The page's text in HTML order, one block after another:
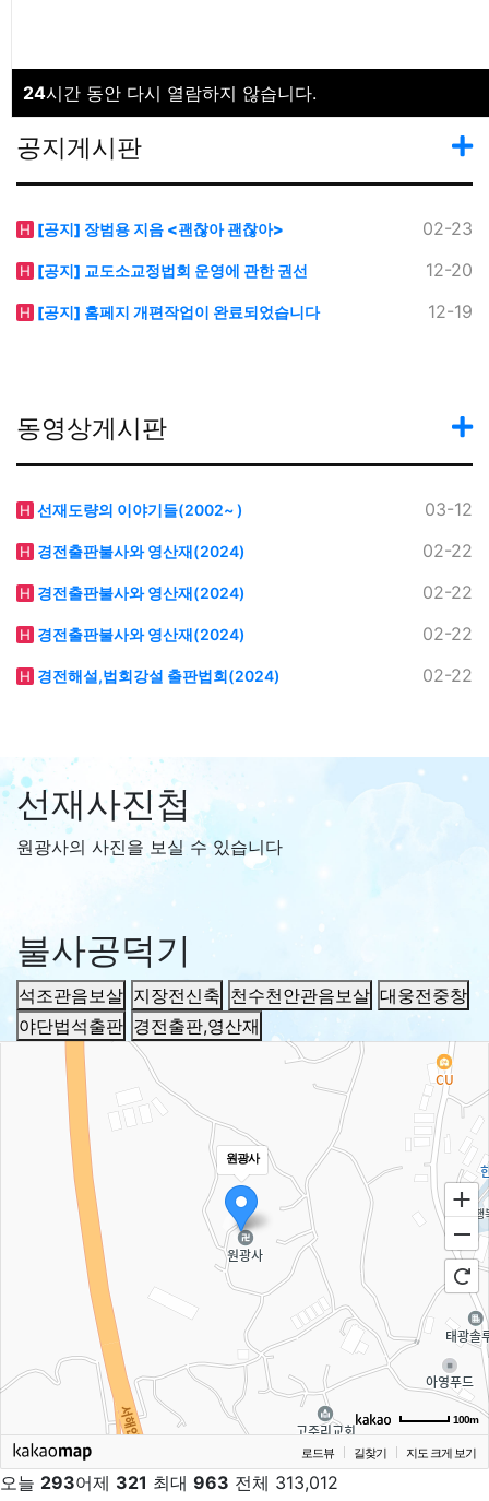
24시간 동안 다시 열람하지 않습니다.
바로가기
공지게시판
H [공지] 장범용 지음 <괜찮아 괜찮아> 02-23
H [공지] 교도소교정법회 운영에 관한 권선 12-20
H [공지] 홈페지 개편작업이 완료되었습니다 12-19
동영상게시판
H 선재도량의 이야기들(2002~ ) 03-12
H 경전출판불사와 영산재(2024) 02-22
H 경전출판불사와 영산재(2024) 02-22
H 경전출판불사와 영산재(2024) 02-22
H 경전해설,법회강설 출판법회(2024) 02-22
선재사진첩
원광사의 사진을 보실 수 있습니다
불사공덕기
석조관음보살 지장전신축 천수천안관음보살 대웅전중창
야단법석출판 경전출판,영산재
원광사
100m
로드뷰 길찾기 지도 크게 보기
오늘 293어제 321 최대 963 전체 313,012